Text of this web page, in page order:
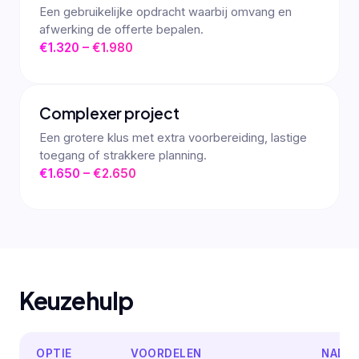
Een gebruikelijke opdracht waarbij omvang en
afwerking de offerte bepalen.
€1.320 – €1.980
Complexer project
Een grotere klus met extra voorbereiding, lastige
toegang of strakkere planning.
€1.650 – €2.650
Keuzehulp
OPTIE VOORDELEN